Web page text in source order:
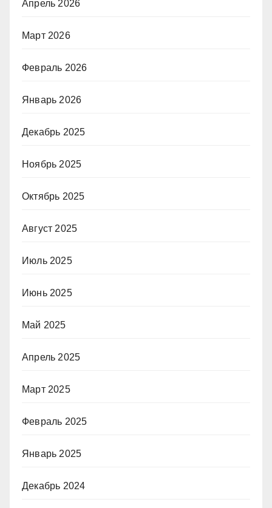
Апрель 2026
Март 2026
Февраль 2026
Январь 2026
Декабрь 2025
Ноябрь 2025
Октябрь 2025
Август 2025
Июль 2025
Июнь 2025
Май 2025
Апрель 2025
Март 2025
Февраль 2025
Январь 2025
Декабрь 2024